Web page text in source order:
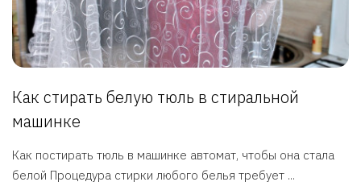
Как стирать белую тюль в стиральной
машинке
Как постирать тюль в машинке автомат, чтобы она стала
белой Процедура стирки любого белья требует ...